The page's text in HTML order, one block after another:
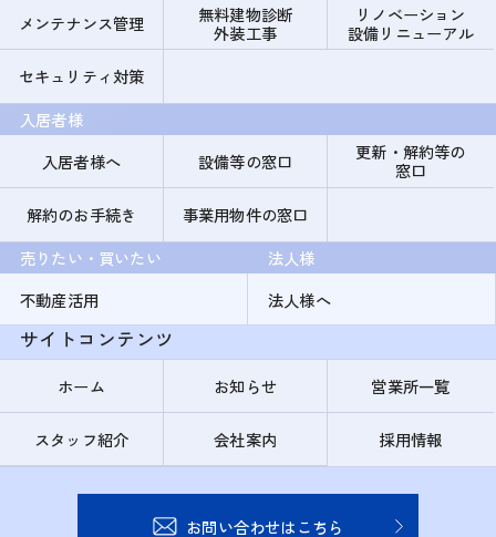
メンテナンス管理
無料建物診断
外装工事
リノベーション
設備リニューアル
セキュリティ対策
入居者様
入居者様へ
設備等の窓口
更新・解約等の
窓口
解約のお手続き
事業用物件の窓口
売りたい・買いたい
不動産活用
法人様
法人様へ
サイトコンテンツ
ホーム お知らせ 営業所一覧
スタッフ紹介 会社案内 採用情報
お問い合わせはこちら